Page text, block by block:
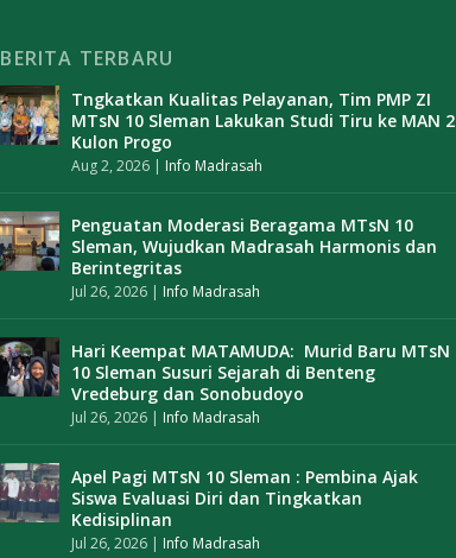
BERITA TERBARU
Tngkatkan Kualitas Pelayanan, Tim PMP ZI
MTsN 10 Sleman Lakukan Studi Tiru ke MAN 2
Kulon Progo
Aug 2, 2026 | Info Madrasah
Penguatan Moderasi Beragama MTsN 10
Sleman, Wujudkan Madrasah Harmonis dan
Berintegritas
Jul 26, 2026 | Info Madrasah
Hari Keempat MATAMUDA: Murid Baru MTsN
10 Sleman Susuri Sejarah di Benteng
Vredeburg dan Sonobudoyo
Jul 26, 2026 | Info Madrasah
Apel Pagi MTsN 10 Sleman : Pembina Ajak
Siswa Evaluasi Diri dan Tingkatkan
Kedisiplinan
Jul 26, 2026 | Info Madrasah